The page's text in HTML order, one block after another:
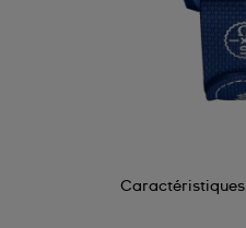
Caractéristiques